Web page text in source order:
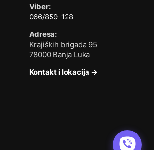
Viber:
066/859-128
Adresa:
Krajiških brigada 95
78000 Banja Luka
Kontakt i lokacija →